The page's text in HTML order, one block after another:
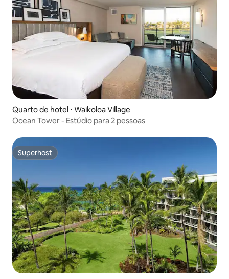
Quarto de hotel ⋅ Waikoloa Village
Ocean Tower - Estúdio para 2 pessoas
Superhost
Superhost